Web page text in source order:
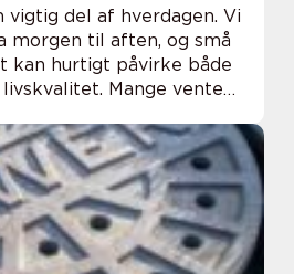
vigtig del af hverdagen. Vi
morgen til aften, og små
kan hurtigt påvirke både
Mange venter
undersøgelse hos ...